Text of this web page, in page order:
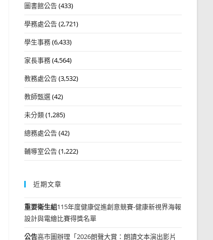
圖書館公告(433)
學務處公告(2,721)
學生事務(6,433)
家長事務(4,564)
教務處公告(3,532)
教師甄選(42)
未分類(1,285)
總務處公告(42)
輔導室公告(1,222)
近期文章
重要衛生組115年度健康促進創意競賽-健康新視界海報
設計與電繪比賽得獎名單
公告高市圖辦理「2026朗聲大賞：朗讀文本演出影片